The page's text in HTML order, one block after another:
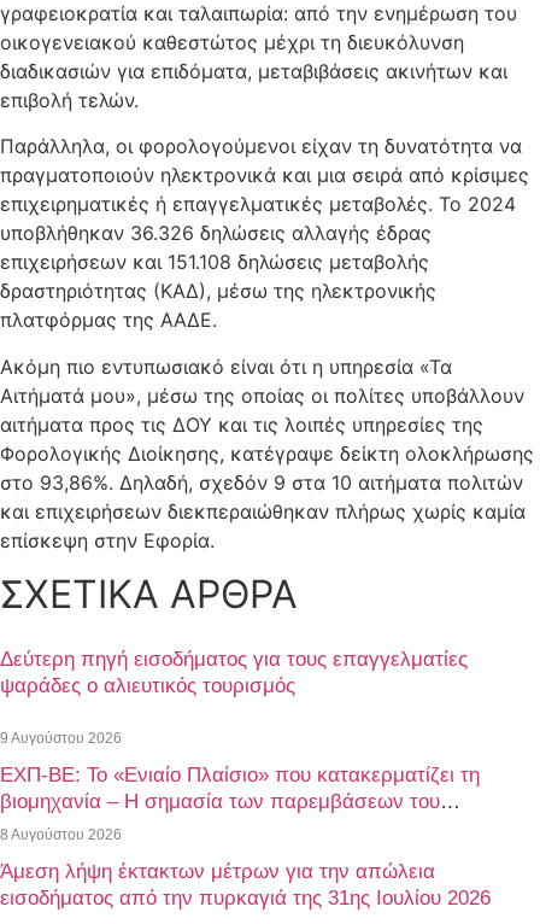
γραφειοκρατία και ταλαιπωρία: από την ενημέρωση του
οικογενειακού καθεστώτος μέχρι τη διευκόλυνση
διαδικασιών για επιδόματα, μεταβιβάσεις ακινήτων και
επιβολή τελών.
Παράλληλα, οι φορολογούμενοι είχαν τη δυνατότητα να
πραγματοποιούν ηλεκτρονικά και μια σειρά από κρίσιμες
επιχειρηματικές ή επαγγελματικές μεταβολές. Το 2024
υποβλήθηκαν 36.326 δηλώσεις αλλαγής έδρας
επιχειρήσεων και 151.108 δηλώσεις μεταβολής
δραστηριότητας (ΚΑΔ), μέσω της ηλεκτρονικής
πλατφόρμας της ΑΑΔΕ.
Ακόμη πιο εντυπωσιακό είναι ότι η υπηρεσία «Τα
Αιτήματά μου», μέσω της οποίας οι πολίτες υποβάλλουν
αιτήματα προς τις ΔΟΥ και τις λοιπές υπηρεσίες της
Φορολογικής Διοίκησης, κατέγραψε δείκτη ολοκλήρωσης
στο 93,86%. Δηλαδή, σχεδόν 9 στα 10 αιτήματα πολιτών
και επιχειρήσεων διεκπεραιώθηκαν πλήρως χωρίς καμία
επίσκεψη στην Εφορία.
ΣΧΕΤΙΚΑ ΑΡΘΡΑ
Δεύτερη πηγή εισοδήματος για τους επαγγελματίες
ψαράδες ο αλιευτικός τουρισμός
9 Αυγούστου 2026
ΕΧΠ-ΒΕ: Το «Ενιαίο Πλαίσιο» που κατακερματίζει τη
βιομηχανία – Η σημασία των παρεμβάσεων του
ΠΑΣΕΒΙΠΕ
8 Αυγούστου 2026
Άμεση λήψη έκτακτων μέτρων για την απώλεια
εισοδήματος από την πυρκαγιά της 31ης Ιουλίου 2026